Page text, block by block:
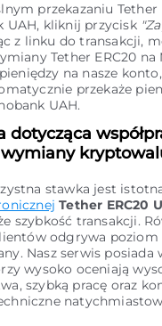
przekazaniu Tether
UAH, kliknij przycisk
z linku do transakcji,
Tether ERC20 na
na nasze
przekaże
UAH.
dotycząca
stawka jest
Tether ERC20
szybkość transakcji.
odgrywa poziom
Nasz serwis
wysoko oceniają
szybką pracę oraz